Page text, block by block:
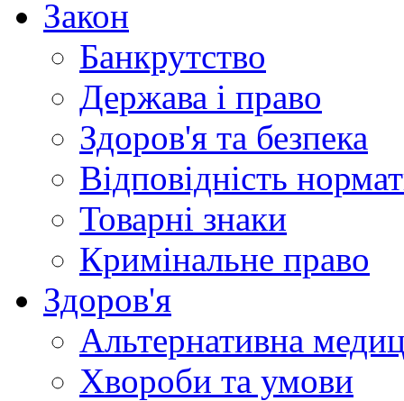
Закон
Банкрутство
Держава і право
Здоров'я та безпека
Відповідність
Товарні знаки
Кримінальне право
Здоров'я
Альтернативна
Хвороби та умови